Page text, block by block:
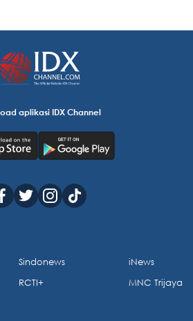
aplikasi IDX Channel
Sindonews
RCTI+
iNews
MNC Trijaya